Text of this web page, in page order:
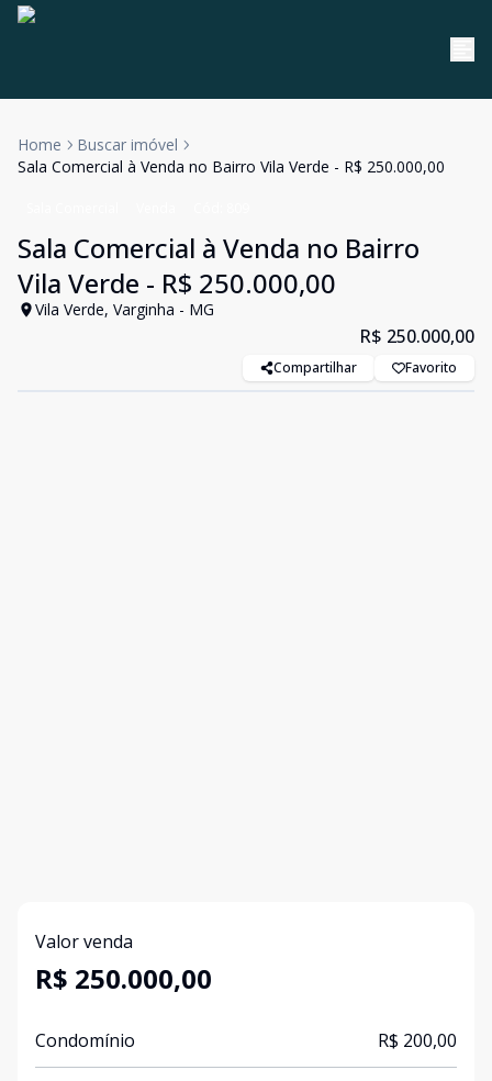
Home
Buscar imóvel
Sala Comercial à Venda no Bairro Vila Verde - R$ 250.000,00
Sala Comercial à Venda no Bairro
Vila Verde - R$ 250.000,00
Vila Verde, Varginha - MG
R$ 250.000,00
Compartilhar Favorito
Valor venda
R$ 250.000,00
Condomínio R$ 200,00